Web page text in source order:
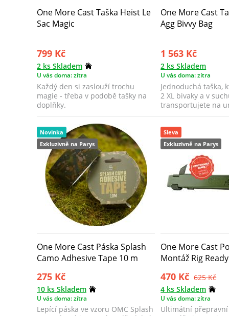
One More Cast Taška Heist Le
Sac Magic
799 Kč
2 ks Skladem
U vás doma: zítra
Každý den si zaslouží trochu
magie - třeba v podobě tašky na
doplňky.
One More Cast
Agg Bivvy Bag
1 563 Kč
2 ks Skladem
U vás doma: zítra
Jednoduchá taška,
2 XL bivaky a v
transportujete na
Novinka
Exkluzivně na Parys
One More Cast Páska Splash
Camo Adhesive Tape 10 m
275 Kč
10 ks Skladem
U vás doma: zítra
Lepící páska ve vzoru OMC Splash
Sleva
Exkluzivně na Parys
One More Cast
Montáž Rig
470 Kč 625 Kč
4 ks Skladem
U vás doma: zítra
Ultimátní přepravní